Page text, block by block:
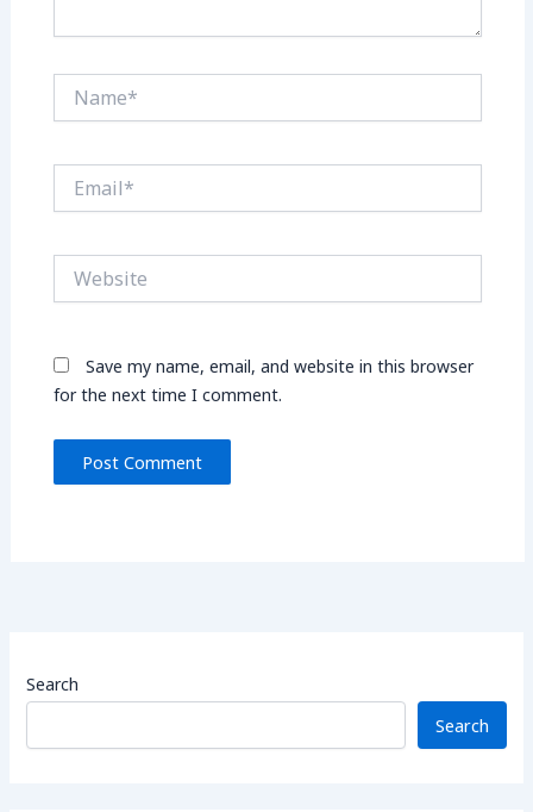
Save my name, email, and website in this browser
for the next time I comment.
Search
Search